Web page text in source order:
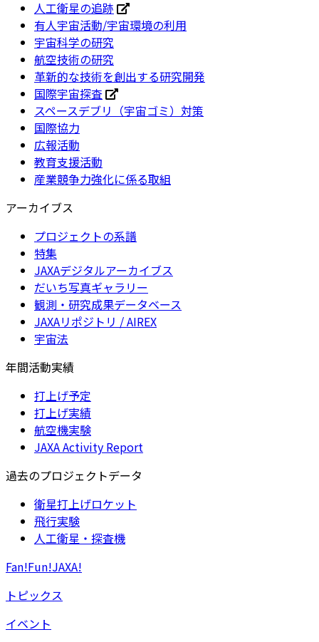
人工衛星の追跡
有人宇宙活動/宇宙環境の利用
宇宙科学の研究
航空技術の研究
革新的な技術を創出する研究開発
国際宇宙探査
スペースデブリ（宇宙ゴミ）対策
国際協力
広報活動
教育支援活動
産業競争力強化に係る取組
アーカイブス
プロジェクトの系譜
特集
JAXAデジタルアーカイブス
だいち写真ギャラリー
観測・研究成果データベース
JAXAリポジトリ / AIREX
宇宙法
年間活動実績
打上げ予定
打上げ実績
航空機実験
JAXA Activity Report
過去のプロジェクトデータ
衛星打上げロケット
飛行実験
人工衛星・探査機
Fan!Fun!JAXA!
トピックス
イベント